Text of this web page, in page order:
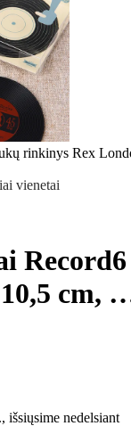
vienetai
Record
cm,
išsiųsime nedelsiant